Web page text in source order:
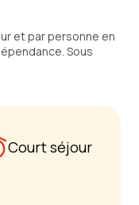
et par personne en
Sous
Court séjour